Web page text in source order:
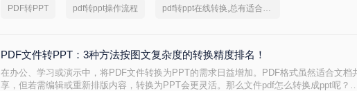
呢？本文将介绍两种将PDF转换成PPT的方法。
PDF转PPT pdf转ppt操作流程 pdf转ppt在线转换,总有适合你的方法
PDF文件转PPT：3种方法按图文复杂度的转换精度排名！
在办公、学习或演示中，将PDF文件转换为PPT的需求日益增加。PDF格式虽然适合文档
享，但若需编辑或重新排版内容，转换为PPT会更灵活。那么文件pdf怎么转换成ppt呢？本